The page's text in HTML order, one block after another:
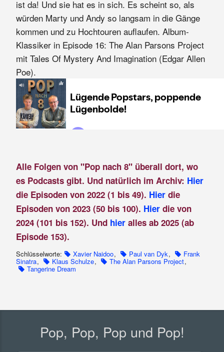
ist da! Und sie hat es in sich. Es scheint so, als
würden Marty und Andy so langsam in die Gänge
kommen und zu Hochtouren auflaufen. Album-
Klassiker in Episode 16: The Alan Parsons Project
mit Tales Of Mystery And Imagination (Edgar Allen
Poe).
Alle Folgen von "Pop nach 8" überall dort, wo
es Podcasts gibt. Und natürlich im Archiv: Hier
die Episoden von 2022 (1 bis 49). Hierdie
Episoden von 2023 (50 bis 100). Hier die von
2024 (101 bis 152). Und hier alles ab 2025 (ab
Episode 153).
Schlüsselworte: Xavier Naidoo, Paul van Dyk, Frank
Sinatra, Klaus Schulze, The Alan Parsons Project,
Tangerine Dream
Pop, Pop, Pop und Pop!